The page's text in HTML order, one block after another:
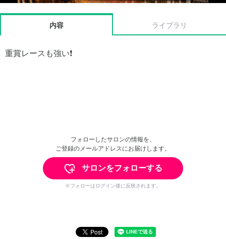
内容 ライブラリ
重賞レースも強い❗️
フォローしたサロンの情報を、
ご登録のメールアドレスにお届けします。
サロンをフォローする
※フォローはログイン後に反映されます。